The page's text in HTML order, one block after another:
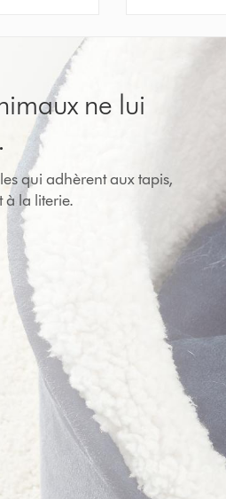
ne lui
qui adhèrent aux tapis,
à la literie.